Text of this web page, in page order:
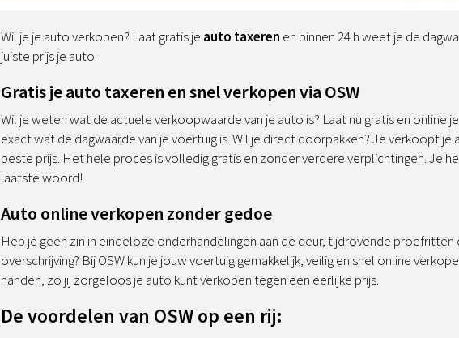
Wil je je auto verkopen? Laat gratis je auto taxeren en binnen 24 h weet je de
juiste prijs je auto.
Gratis je auto taxeren en snel verkopen via OSW
Wil je weten wat de actuele verkoopwaarde van je auto is? Laat nu gratis en online je
exact wat de dagwaarde van je voertuig is. Wil je direct doorpakken? Je verkoopt
beste prijs. Het hele proces is volledig gratis en zonder verdere verplichtingen. Je
laatste woord!
Auto online verkopen zonder gedoe
Heb je geen zin in eindeloze onderhandelingen aan de deur, tijdrovende
overschrijving? Bij OSW kun je jouw voertuig gemakkelijk, veilig en snel online
handen, zo jij zorgeloos je auto kunt verkopen tegen een eerlijke prijs.
De voordelen van OSW op een rij: